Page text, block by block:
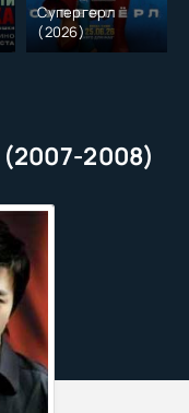
Супергерл
(2026)
2008)